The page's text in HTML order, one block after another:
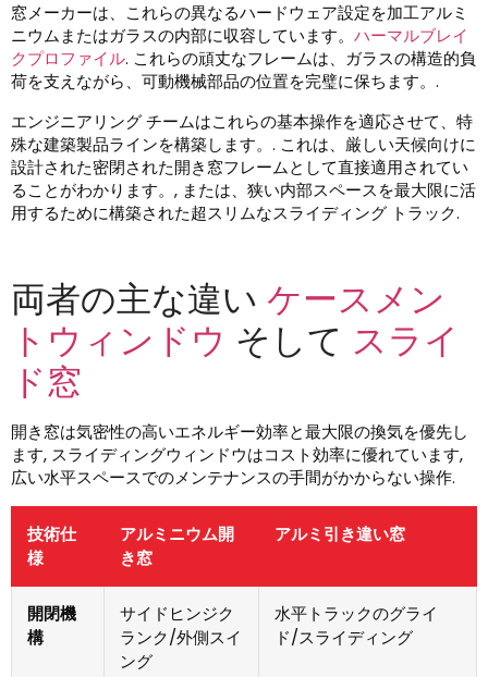
窓メーカーは、これらの異なるハードウェア設定を加工アルミ
ニウムまたはガラスの内部に収容しています。 ハーマルブレイ
クプロファイル. これらの頑丈なフレームは、ガラスの構造的負
荷を支えながら、可動機械部品の位置を完璧に保ちます。.
エンジニアリング チームはこれらの基本操作を適応させて、特
殊な建築製品ラインを構築します。. これは、厳しい天候向けに
設計された密閉された開き窓フレームとして直接適用されてい
ることがわかります。, または、狭い内部スペースを最大限に活
用するために構築された超スリムなスライディング トラック.
両者の主な違い ケースメン
トウィンドウ そして スライ
ド窓
開き窓は気密性の高いエネルギー効率と最大限の換気を優先し
ます, スライディングウィンドウはコスト効率に優れています,
広い水平スペースでのメンテナンスの手間がかからない操作.
技術仕
様
アルミニウム開
き窓
アルミ引き違い窓
開閉機
構
サイドヒンジク
ランク/外側スイ
ング
水平トラックのグライ
ド/スライディング